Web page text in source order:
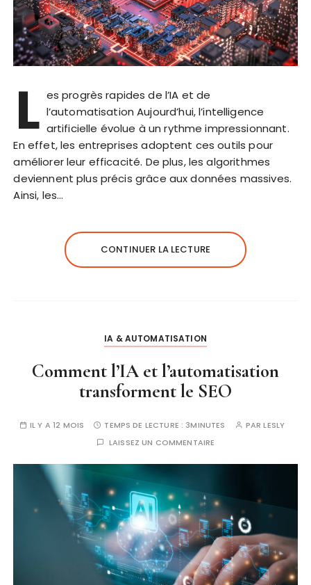
L es progrès rapides de l’IA et de
l’automatisation Aujourd’hui, l’intelligence
artificielle évolue à un rythme impressionnant.
En effet, les entreprises adoptent ces outils pour
améliorer leur efficacité. De plus, les algorithmes
deviennent plus précis grâce aux données massives.
Ainsi, les…
CONTINUER LA LECTURE
IA & AUTOMATISATION
Comment l’IA et l’automatisation
transforment le SEO
IL Y A 12 MOIS TEMPS DE LECTURE : 3MINUTES PARLESLY
LAISSEZ UN COMMENTAIRE